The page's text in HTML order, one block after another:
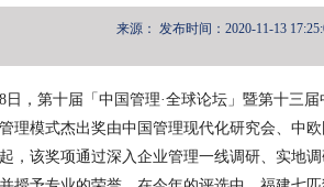
来源： 发布时间：2020-11-13
日，第十届「中国管理·全球论坛」暨第十三
理模式杰出奖由中国管理现代化研究会、中
，该奖项通过深入企业管理一线调研、实地